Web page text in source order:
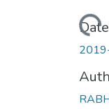
Loading...
Date